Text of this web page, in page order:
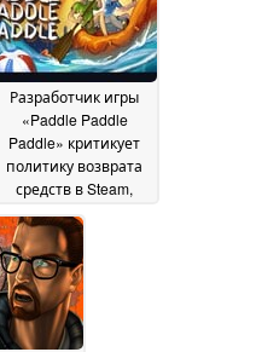
Разработчик игры
«Paddle Paddle
Paddle» критикует
политику возврата
средств в Steam,
ссылаясь на
злоупотребления
July 2026